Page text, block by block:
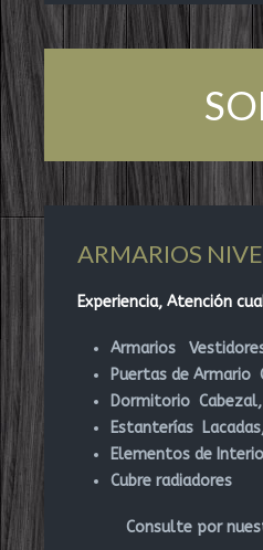
ARMARIOS
Experiencia, Atención
Armarios
Puertas de Armario
Dormitorio
Estanterías
Elementos de
Cubre radiadores
Consulte por